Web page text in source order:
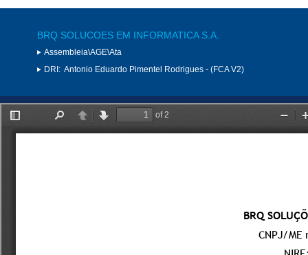
BRQ SOLUCOES EM INFORMATICA S.A.
Assembleia\AGE\Ata
DRI: Antonio Eduardo Pimentel Rodrigues - (FCA V2)